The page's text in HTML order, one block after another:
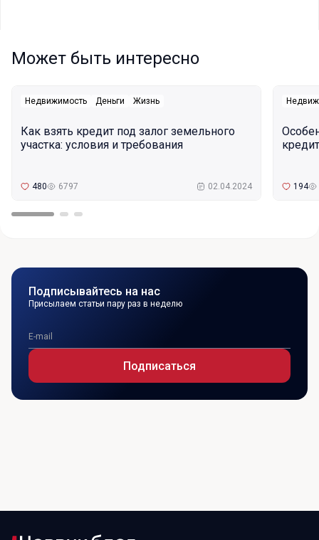
Может быть интересно
Недвижимость Деньги Жизнь
Как взять кредит под залог земельного
участка: условия и требования
480 6797 02.04.2024 194
Подписывайтесь на нас
Присылаем статьи пару раз в неделю
Подписаться